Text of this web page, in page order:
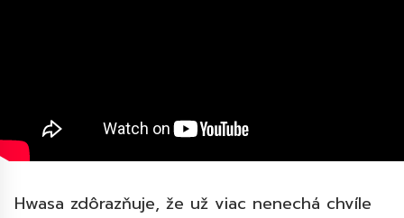
Hwasa zdôrazňuje, že už viac nenechá chvíle